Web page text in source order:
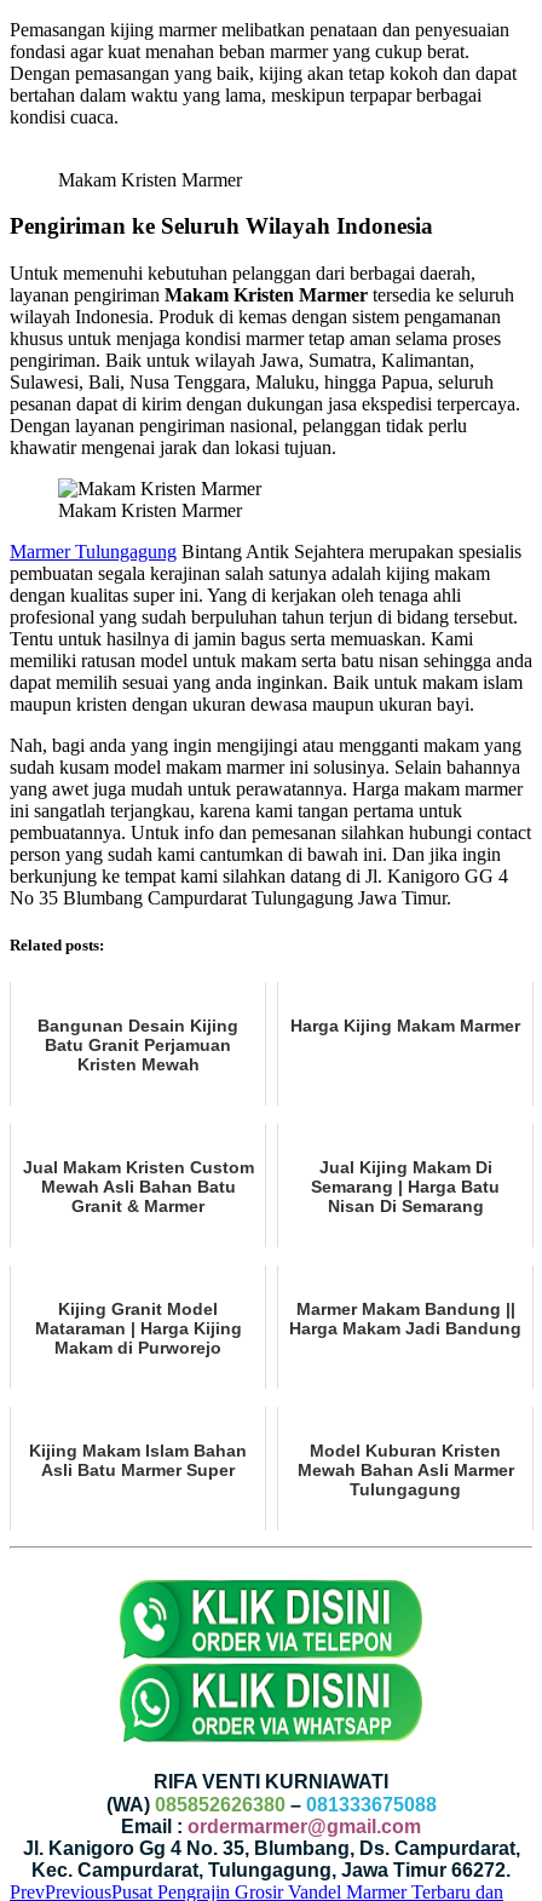
Pemasangan kijing marmer melibatkan penataan dan penyesuaian
fondasi agar kuat menahan beban marmer yang cukup berat.
Dengan pemasangan yang baik, kijing akan tetap kokoh dan dapat
bertahan dalam waktu yang lama, meskipun terpapar berbagai
kondisi cuaca.
Makam Kristen Marmer
Pengiriman ke Seluruh Wilayah Indonesia
Untuk memenuhi kebutuhan pelanggan dari berbagai daerah,
layanan pengiriman Makam Kristen Marmer tersedia ke seluruh
wilayah Indonesia. Produk di kemas dengan sistem pengamanan
khusus untuk menjaga kondisi marmer tetap aman selama proses
pengiriman. Baik untuk wilayah Jawa, Sumatra, Kalimantan,
Sulawesi, Bali, Nusa Tenggara, Maluku, hingga Papua, seluruh
pesanan dapat di kirim dengan dukungan jasa ekspedisi terpercaya.
Dengan layanan pengiriman nasional, pelanggan tidak perlu
khawatir mengenai jarak dan lokasi tujuan.
Makam Kristen Marmer
Marmer Tulungagung Bintang Antik Sejahtera merupakan spesialis
pembuatan segala kerajinan salah satunya adalah kijing makam
dengan kualitas super ini. Yang di kerjakan oleh tenaga ahli
profesional yang sudah berpuluhan tahun terjun di bidang tersebut.
Tentu untuk hasilnya di jamin bagus serta memuaskan. Kami
memiliki ratusan model untuk makam serta batu nisan sehingga anda
dapat memilih sesuai yang anda inginkan. Baik untuk makam islam
maupun kristen dengan ukuran dewasa maupun ukuran bayi.
Nah, bagi anda yang ingin mengijingi atau mengganti makam yang
sudah kusam model makam marmer ini solusinya. Selain bahannya
yang awet juga mudah untuk perawatannya. Harga makam marmer
ini sangatlah terjangkau, karena kami tangan pertama untuk
pembuatannya. Untuk info dan pemesanan silahkan hubungi contact
person yang sudah kami cantumkan di bawah ini. Dan jika ingin
berkunjung ke tempat kami silahkan datang di Jl. Kanigoro GG 4
No 35 Blumbang Campurdarat Tulungagung Jawa Timur.
Related posts:
Bangunan Desain Kijing
Batu Granit Perjamuan
Kristen Mewah
Harga Kijing Makam Marmer
Jual Makam Kristen Custom
Mewah Asli Bahan Batu
Granit & Marmer
Jual Kijing Makam Di
Semarang | Harga Batu
Nisan Di Semarang
Kijing Granit Model
Mataraman | Harga Kijing
Makam di Purworejo
Marmer Makam Bandung ||
Harga Makam Jadi Bandung
Kijing Makam Islam Bahan
Asli Batu Marmer Super
Model Kuburan Kristen
Mewah Bahan Asli Marmer
Tulungagung
RIFA VENTI KURNIAWATI
(WA) 085852626380– 081333675088
Email : ordermarmer@gmail.com
Jl. Kanigoro Gg 4 No. 35, Blumbang, Ds. Campurdarat,
Kec. Campurdarat, Tulungagung, Jawa Timur 66272.
PrevPreviousPusat Pengrajin Grosir Vandel Marmer Terbaru dan